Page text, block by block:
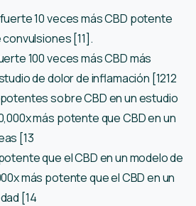
10 veces más CBD potente
[11].
100 veces más CBD más
de dolor de inflamación [1212
sobre CBD en un estudio
más potente que CBD en un
[13
que el CBD en un modelo de
más potente que el CBD en un
[14